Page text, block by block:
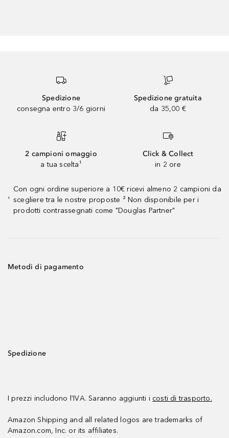
Spedizione
consegna entro 3/6 giorni
Spedizione gratuita
da 35,00 €
2 campioni omaggio
a tua scelta¹
Click & Collect
in 2 ore
¹
Con ogni ordine superiore a 10€ ricevi almeno 2 campioni da
scegliere tra le nostre proposte ² Non disponibile per i
prodotti contrassegnati come "Douglas Partner"
Metodi di pagamento
Spedizione
I prezzi includono l’IVA. Saranno aggiunti i costi di trasporto.
Amazon Shipping and all related logos are trademarks of
Amazon.com, Inc. or its affiliates.